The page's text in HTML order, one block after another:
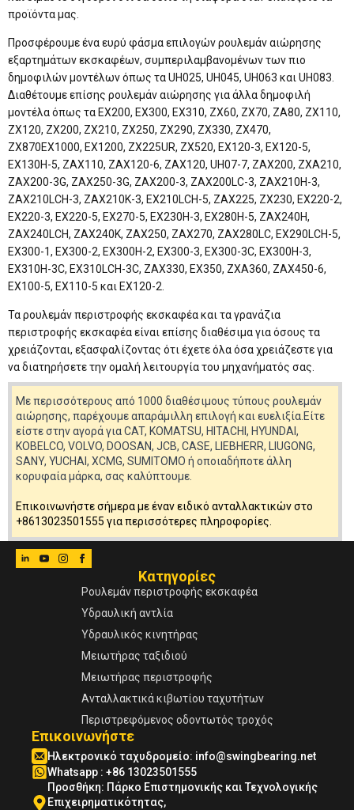
προϊόντα μας.
Προσφέρουμε ένα ευρύ φάσμα επιλογών ρουλεμάν αιώρησης
εξαρτημάτων εκσκαφέων, συμπεριλαμβανομένων των πιο
δημοφιλών μοντέλων όπως τα UH025, UH045, UH063 και UH083.
Διαθέτουμε επίσης ρουλεμάν αιώρησης για άλλα δημοφιλή
μοντέλα όπως τα EX200, EX300, EX310, ZX60, ZX70, ZA80, ZX110,
ZX120, ZX200, ZX210, ZX250, ZX290, ZX330, ZX470,
ZX870EX1000, EX1200, ZX225UR, ZX520, EX120-3, EX120-5,
EX130H-5, ZAX110, ZAX120-6, ZAX120, UH07-7, ZAX200, ZXA210,
ZAX200-3G, ZAX250-3G, ZAX200-3, ZAX200LC-3, ZAX210H-3,
ZAX210LCH-3, ZAX210K-3, EX210LCH-5, ZAX225, ZX230, EX220-2,
EX220-3, EX220-5, EX270-5, EX230H-3, EX280H-5, ZAX240H,
ZAX240LCH, ZAX240K, ZAX250, ZAX270, ZAX280LC, EX290LCH-5,
EX300-1, EX300-2, EX300H-2, EX300-3, EX300-3C, EX300H-3,
EX310H-3C, EX310LCH-3C, ZAX330, EX350, ZXA360, ZAX450-6,
EX100-5, EX110-5 και EX120-2.
Τα ρουλεμάν περιστροφής εκσκαφέα και τα γρανάζια
περιστροφής εκσκαφέα είναι επίσης διαθέσιμα για όσους τα
χρειάζονται, εξασφαλίζοντας ότι έχετε όλα όσα χρειάζεστε για
να διατηρήσετε την ομαλή λειτουργία του μηχανήματός σας.
Με περισσότερους από 1000 διαθέσιμους τύπους ρουλεμάν
αιώρησης, παρέχουμε απαράμιλλη επιλογή και ευελιξία.Είτε
είστε στην αγορά για CAT, KOMATSU, HITACHI, HYUNDAI,
KOBELCO, VOLVO, DOOSAN, JCB, CASE, LIEBHERR, LIUGONG,
SANY, YUCHAI, XCMG, SUMITOMO ή οποιαδήποτε άλλη
κορυφαία μάρκα, σας καλύπτουμε.
Επικοινωνήστε σήμερα με έναν ειδικό ανταλλακτικών στο
+8613023501555 για περισσότερες πληροφορίες.
Κατηγορίες
Ρουλεμάν περιστροφής εκσκαφέα
Υδραυλική αντλία
Υδραυλικός κινητήρας
Μειωτήρας ταξιδιού
Μειωτήρας περιστροφής
Ανταλλακτικά κιβωτίου ταχυτήτων
Περιστρεφόμενος οδοντωτός τροχός
Επικοινωνήστε
Ηλεκτρονικό ταχυδρομείο: info@swingbearing.net
Whatsapp : +86 13023501555
Προσθήκη: Πάρκο Επιστημονικής και Τεχνολογικής
Επιχειρηματικότητας,